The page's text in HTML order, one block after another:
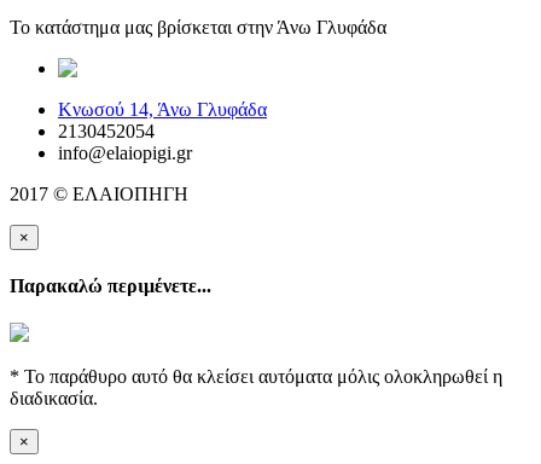
Το κατάστημα μας βρίσκεται στην Άνω Γλυφάδα
Κνωσού 14, Άνω Γλυφάδα
2130452054
info@elaiopigi.gr
2017 © ΕΛΑΙΟΠΗΓΗ
×
Παρακαλώ περιμένετε...
* Το παράθυρο αυτό θα κλείσει αυτόματα μόλις ολοκληρωθεί η
διαδικασία.
×